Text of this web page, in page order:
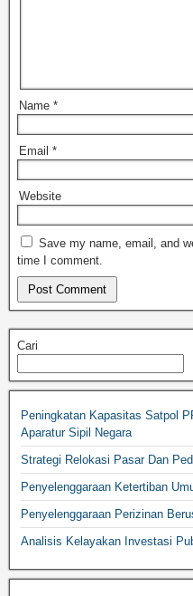
Name *
Email *
Website
Save my name, email, and
time I comment.
Cari
Peningkatan Kapasitas Satpol
Aparatur Sipil Negara
Strategi Relokasi Pasar Dan
Penyelenggaraan Ketertiban
Penyelenggaraan Perizinan
Analisis Kelayakan Investasi